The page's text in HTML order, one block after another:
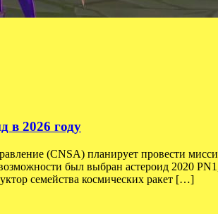
в 2026 году
(CNSA) планирует провести
был выбран астероид 2020
семейства космических ракет […]